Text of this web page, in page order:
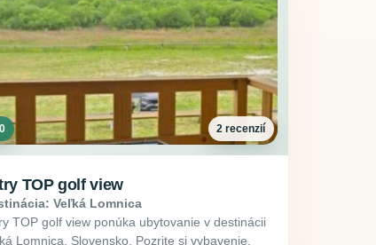
2 recenzií
TOP golf view
Veľká Lomnica
TOP golf view ponúka ubytovanie v destinácii
Lomnica, Slovensko. Pozrite si vybavenie,